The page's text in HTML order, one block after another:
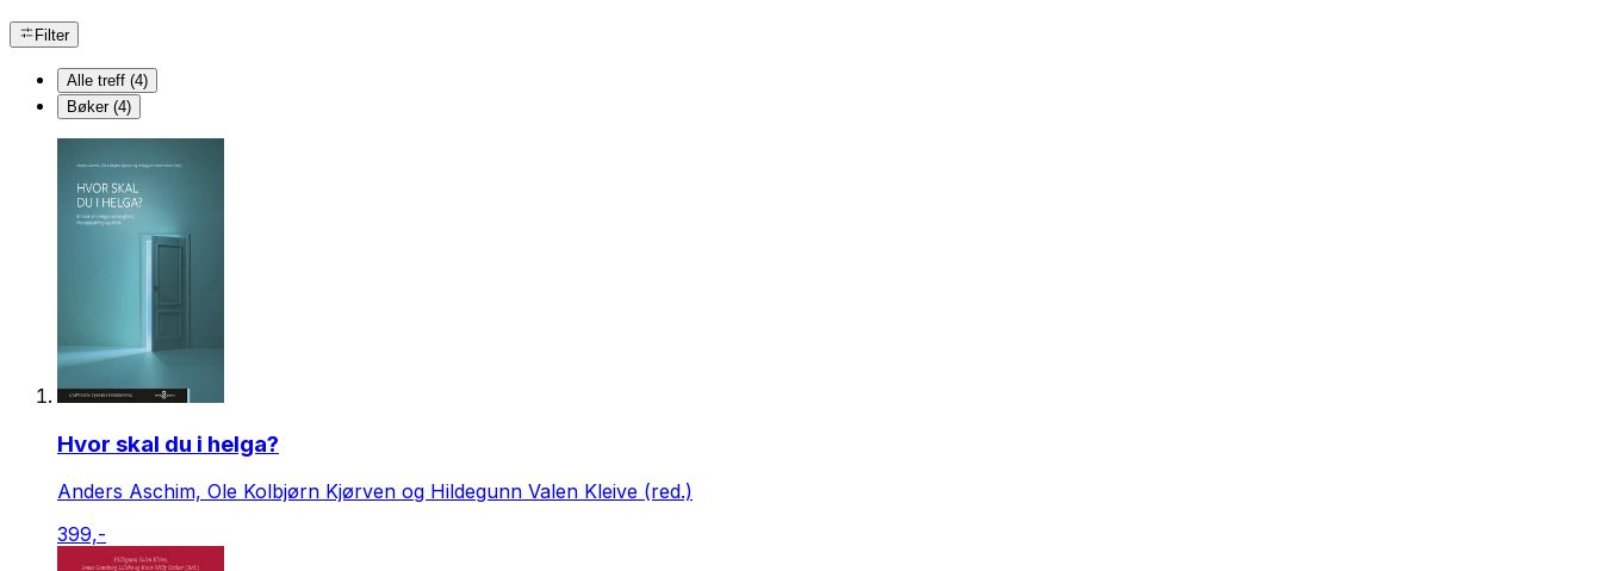
Filter
Alle treff (4)
Bøker (4)
Hvor skal du i helga?
Anders Aschim, Ole Kolbjørn Kjørven og Hildegunn Valen Kleive (red.)
399,-